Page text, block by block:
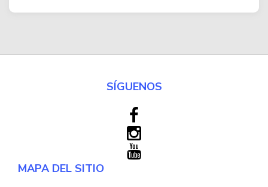
SÍGUENOS
MAPA DEL SITIO